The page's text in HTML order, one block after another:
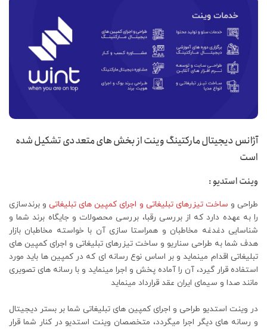
آژانس دیجیتال مارکتینگ وینت از بخش های متعددی تشکیل شده
است
وینت استدیو :
طراحی و ساخت تیزرهای تبلیغاتی و اجرای کمپین های تبلیغاتیو برندسازی
را به عهده دارد که از بررسی رقبا، بررسی محصولات و جایگاه برند شما و
شناسایی دغدغه مخاطبان و همراستا سازی آن با خواسته مخاطبان بازار
هدف شما به طراحی سناریو و ساخت تیزرهای تبلیغاتی و اجرای کمپین های
تبلیغاتی اقدام مینماید و بر اساس نوع رسانه ای که در کمپین ها باید مورد
استفاده قرار گیرد، آن را آماده پخش و اجرا مینماید و با رسانه های تصویری
مانند صدا و سیمای ایران عقد قرارداد مینماید
در وینت استدیو طراحی و اجرای کمپین های تبلیغاتی شما بر بستر دیجیتال
و رسانه های دیگر اجرا میگردد، متخصصان وینت استدیو در کنار شما قرار